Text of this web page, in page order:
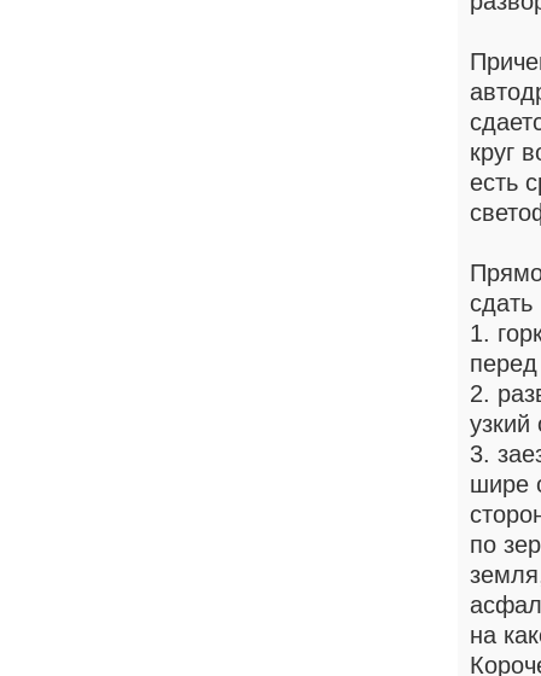
круг
есть
1.
2.
узкий
3.
шире
по
на